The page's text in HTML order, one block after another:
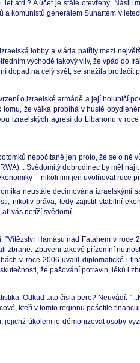
let atd.? A účet je stále otevřený.
a komunistů generálem Suhartem v
lobby a vláda patřily mezi
východě takový vliv, že vpád do
dopad na celý svět, se snažila protlačit
o izraelské armádě a její holubičí
že válka probíhá v hustě
izraelských agresí do Libanonu v
nepočítaně jen proto, že se o
Svědomitý dobrodinec by měl
-- nikoli jim jen uvolňovat ruce
neustále decimována izraelskými
nikoliv práva, tedy zajistit stabilní
ať vás netíží svědomí.
"Vítězství Hamásu nad Fatahem v
zbraně. Zbaveni takové přízemní
v roce 2006 uvalil diplomatické i
že pašování potravin, léků i
Odkud tato čísla bere? Neuvádí:
kteří v tomto regionu pošetile
jejichž úkolem je démonizovat osoby